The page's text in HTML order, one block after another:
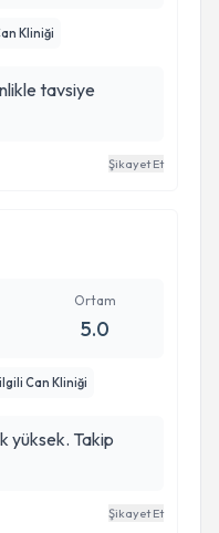
Kliniği
tavsiye
Şikayet Et
Ortam
5.0
Can Kliniği
yüksek. Takip
Şikayet Et